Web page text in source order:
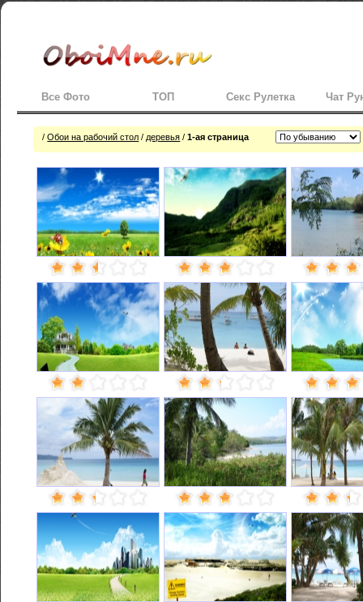
Все Фото ТОП Секс Рулетка Чат
/Обои на рабочий стол / деревья /1-ая страница